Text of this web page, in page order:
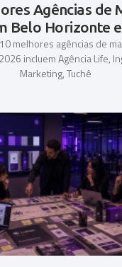
Agências de
Belo Horizonte
melhores agências de
incluem Agência Life,
Marketing, Tuchê